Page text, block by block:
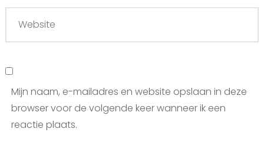
Mijn naam, e-mailadres en website opslaan in deze
browser voor de volgende keer wanneer ik een
reactie plaats.